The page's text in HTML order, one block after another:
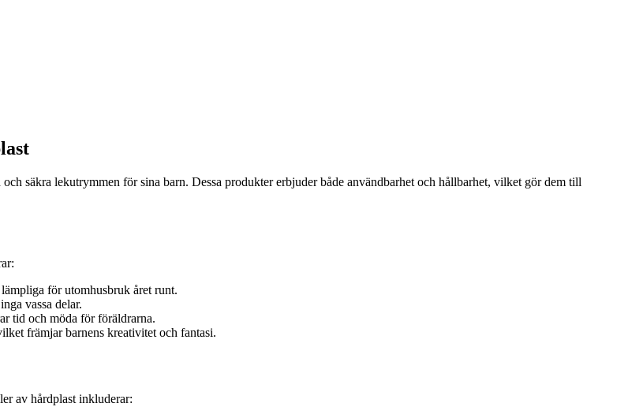
säkra lekutrymmen för sina barn. Dessa produkter erbjuder både användbarhet och hållbarhet, vilket gör dem till
för utomhusbruk året runt.
vassa delar.
tid och möda för föräldrarna.
främjar barnens kreativitet och fantasi.
av hårdplast inkluderar: